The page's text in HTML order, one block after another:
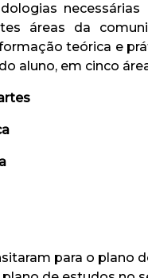
áreas da
teórica e
aluno, em cinco
para o plano